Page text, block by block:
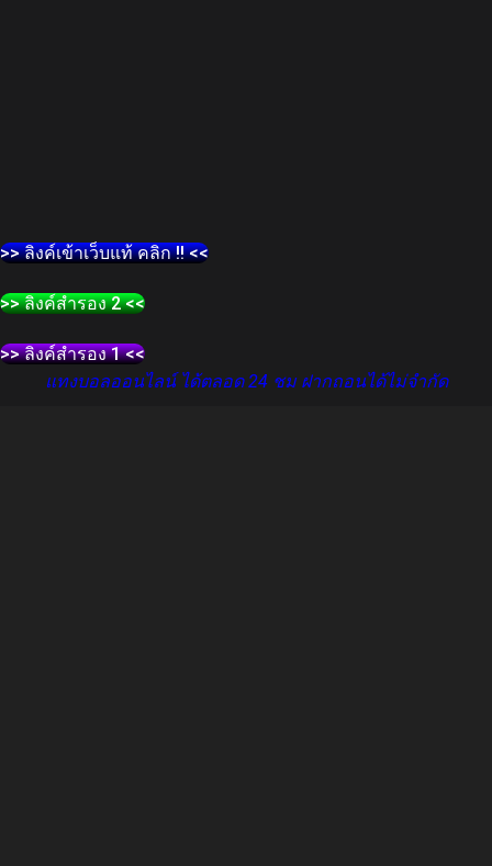
>> ลิงค์เข้าเว็บแท้ คลิก !! <<
>> ลิงค์สำรอง 2 <<
>> ลิงค์สำรอง 1 <<
แทงบอลออนไลน์ ได้ตลอด 24 ชม ฝากถอนได้ไม่จำกัด